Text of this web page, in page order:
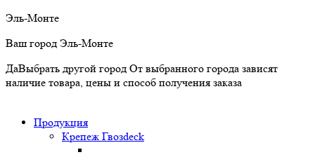
Эль-Монте
Ваш город Эль-Монте
ДаВыбрать другой город От выбранного города зависят
наличие товара, цены и способ получения заказа
Продукция
Крепеж Гвозdeck